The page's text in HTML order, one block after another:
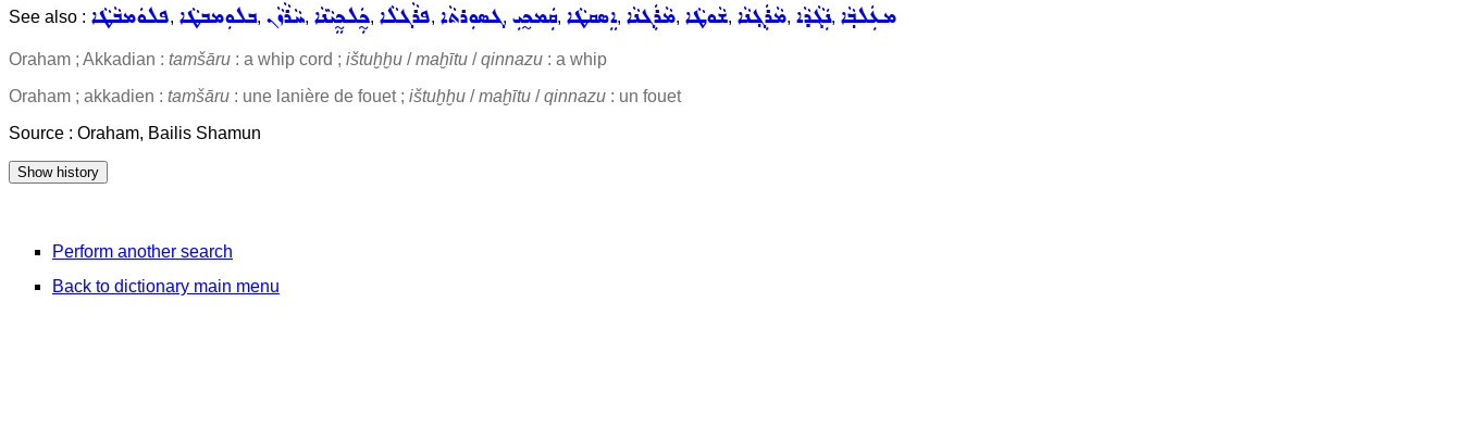
See also : ܦܠܘܿܡܒܵܛܵܐ, ܒܠܘܼܡܒܛܵܐ, ܚܵܪܵܙܵܢ, ܟ̰ܲܠܟ̰ܸܝܵܢܵܐ, ܦܪܵܓܠܵܐ, ܓܣܘܼܪܬܵܐ, ܩܲܡܟ̰ܝܼ, ܐܸܣܩܛܵܐ, ܡܵܪܲܓܢܵܐ, ܫܵܘܛܵܐ, ܡܵܪܲܓ݂ܢܵܐ, ܢܲܓܵܕܵܐ, ܡܥܲܠܒ݂ܵܐ
Oraham ; Akkadian : tamšāru : a whip cord ; ištuḫḫu /maḫītu /qinnazu : a whip
Oraham ; akkadien : tamšāru : une lanière de fouet ; ištuḫḫu /maḫītu /qinnazu : un fouet
Source : Oraham, Bailis Shamun
Perform another search
Back to dictionary main menu